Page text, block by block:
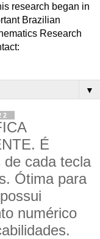
research began in
Brazilian
Research
▼
É
cada tecla
Ótima para
numérico